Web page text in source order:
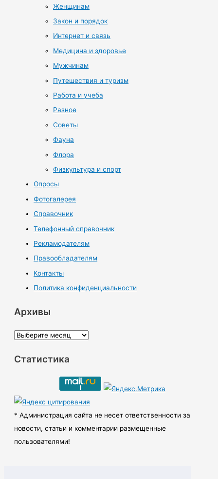
Женщинам
Закон и порядок
Интернет и связь
Медицина и здоровье
Мужчинам
Путешествия и туризм
Работа и учеба
Разное
Советы
Фауна
Флора
Физкультура и спорт
Опросы
Фотогалерея
Справочник
Телефонный справочник
Рекламодателям
Правообладателям
Контакты
Политика конфиденциальности
Архивы
А
х
ы
Статистика
* Администрация сайта не несет ответственности за
новости, статьи и комментарии размещенные
пользователями!